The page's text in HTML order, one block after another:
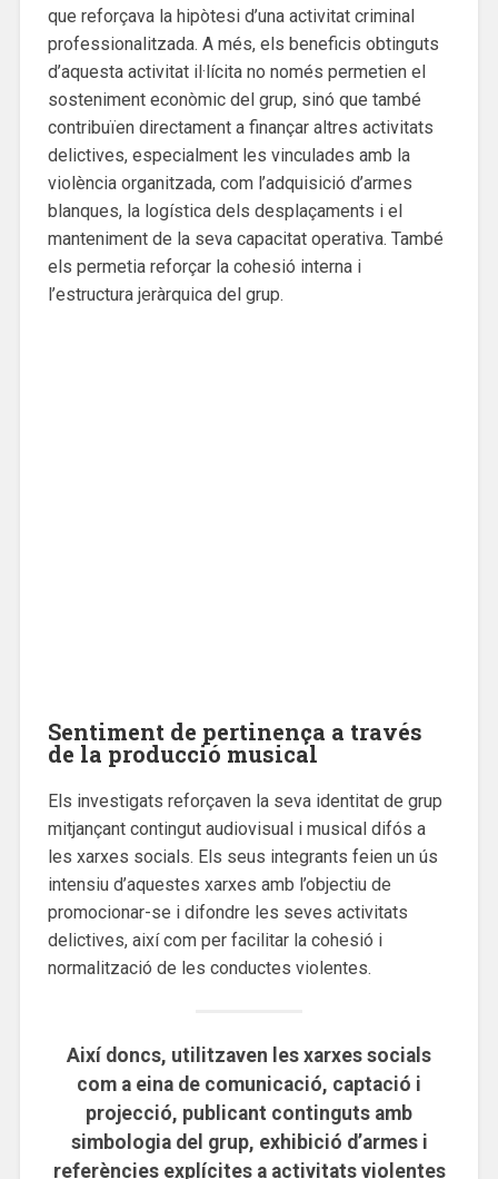
que reforçava la hipòtesi d’una activitat criminal
professionalitzada. A més, els beneficis obtinguts
d’aquesta activitat il·lícita no només permetien el
sosteniment econòmic del grup, sinó que també
contribuïen directament a finançar altres activitats
delictives, especialment les vinculades amb la
violència organitzada, com l’adquisició d’armes
blanques, la logística dels desplaçaments i el
manteniment de la seva capacitat operativa. També
els permetia reforçar la cohesió interna i
l’estructura jeràrquica del grup.
Sentiment de pertinença a través
de la producció musical
Els investigats reforçaven la seva identitat de grup
mitjançant contingut audiovisual i musical difós a
les xarxes socials. Els seus integrants feien un ús
intensiu d’aquestes xarxes amb l’objectiu de
promocionar-se i difondre les seves activitats
delictives, així com per facilitar la cohesió i
normalització de les conductes violentes.
Així doncs, utilitzaven les xarxes socials
com a eina de comunicació, captació i
projecció, publicant continguts amb
simbologia del grup, exhibició d’armes i
referències explícites a activitats violentes